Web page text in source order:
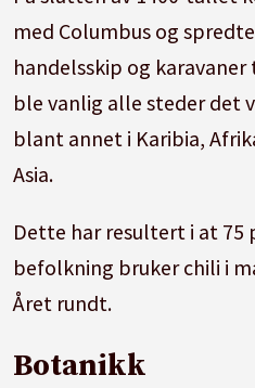
med Columbus og
handelsskip og
ble vanlig alle steder det
blant annet i Karibia,
Asia.
Dette har resultert i at 75
befolkning bruker chili i
Året rundt.
Botanikk